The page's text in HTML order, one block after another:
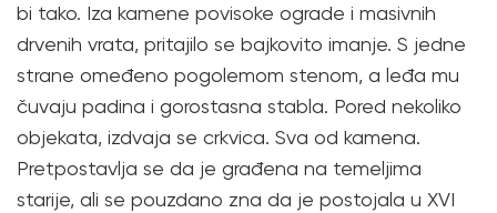
bi tako. Iza kamene povisoke ograde i masivnih
drvenih vrata, pritajilo se bajkovito imanje. S jedne
strane omeđeno pogolemom stenom, a leđa mu
čuvaju padina i gorostasna stabla. Pored nekoliko
objekata, izdvaja se crkvica. Sva od kamena.
Pretpostavlja se da je građena na temeljima
starije, ali se pouzdano zna da je postojala u XVI